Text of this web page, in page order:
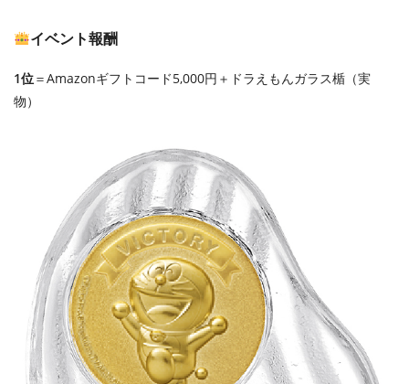
イベント報酬
1位＝Amazonギフトコード5,000円＋ドラえもんガラス楯（実
物）